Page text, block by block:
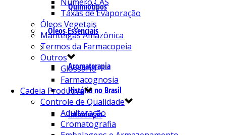
Quimiotipos
Óleos Essenciais
Aromaterapia
História no Brasil
Introdução
Taxas de Evaporação
Óleos Vegetais
Manteigas Amazônica
Termos da Farmacopeia
Outros
Glossário
Farmacognosia
Cadeia Produtiva
Controle de Qualidade
Adulteração
Cromatografia